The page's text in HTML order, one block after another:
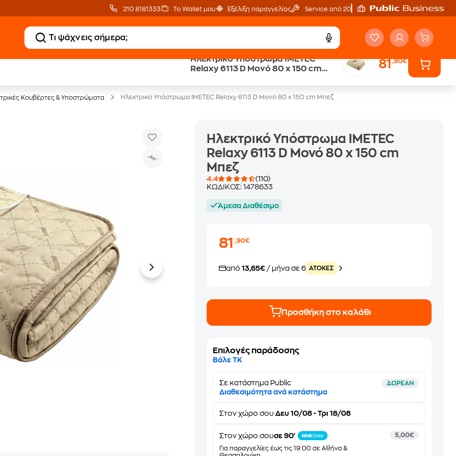
210 8181333 Το Wallet μου Εξέλιξη παραγγελίας Service από 20'
Ηλεκτρικό Υπόστρωμα IMETEC
Relaxy 6113 D Μονό 80 x 150 cm
81,90€
20 € Public επιστροφή Άτοκες Δόσεις
Κουβέρτες & Υποστρώματα Ηλεκτρικό Υπόστρωμα IMETEC Relaxy 6113 D Μονό 80 x 150 cm Μπεζ
Ηλεκτρικό Υπόστρωμα IMETEC
Relaxy 6113 D Μονό 80 x 150 cm
Μπεζ
4.4
(110)
ΚΩΔΙΚΟΣ:1478633
Άμεσα Διαθέσιμο
81,90€
από13,65€ / μήνα σε 6 ATOKEΣ
Προσθήκη στο καλάθι
Επιλογές παράδοσης
Βάλε ΤΚ
Σε κατάστημα Public ΔΩΡΕΑΝ
Διαθεσιμότητα ανά κατάστημα
Στονχώρο σου Δευ 10/08 - Τρι 18/08
Στον χώρο σουσε 90'
Για παραγγελίες έως τις 19:00 σε Αθήνα &
5,00€